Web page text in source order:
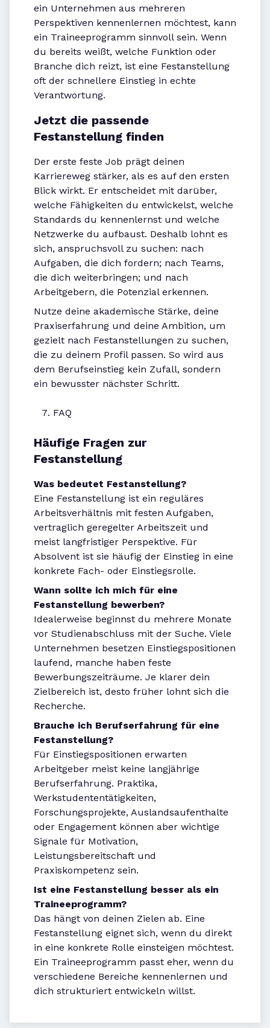
ein Unternehmen aus mehreren
Perspektiven kennenlernen möchtest, kann
ein Traineeprogramm sinnvoll sein. Wenn
du bereits weißt, welche Funktion oder
Branche dich reizt, ist eine Festanstellung
oft der schnellere Einstieg in echte
Verantwortung.
Jetzt die passende
Festanstellung finden
Der erste feste Job prägt deinen
Karriereweg stärker, als es auf den ersten
Blick wirkt. Er entscheidet mit darüber,
welche Fähigkeiten du entwickelst, welche
Standards du kennenlernst und welche
Netzwerke du aufbaust. Deshalb lohnt es
sich, anspruchsvoll zu suchen: nach
Aufgaben, die dich fordern; nach Teams,
die dich weiterbringen; und nach
Arbeitgebern, die Potenzial erkennen.
Nutze deine akademische Stärke, deine
Praxiserfahrung und deine Ambition, um
gezielt nach Festanstellungen zu suchen,
die zu deinem Profil passen. So wird aus
dem Berufseinstieg kein Zufall, sondern
ein bewusster nächster Schritt.
FAQ
Häufige Fragen zur
Festanstellung
Was bedeutet Festanstellung?
Eine Festanstellung ist ein reguläres
Arbeitsverhältnis mit festen Aufgaben,
vertraglich geregelter Arbeitszeit und
meist langfristiger Perspektive. Für
Absolvent ist sie häufig der Einstieg in eine
konkrete Fach- oder Einstiegsrolle.
Wann sollte ich mich für eine
Festanstellung bewerben?
Idealerweise beginnst du mehrere Monate
vor Studienabschluss mit der Suche. Viele
Unternehmen besetzen Einstiegspositionen
laufend, manche haben feste
Bewerbungszeiträume. Je klarer dein
Zielbereich ist, desto früher lohnt sich die
Recherche.
Brauche ich Berufserfahrung für eine
Festanstellung?
Für Einstiegspositionen erwarten
Arbeitgeber meist keine langjährige
Berufserfahrung. Praktika,
Werkstudententätigkeiten,
Forschungsprojekte, Auslandsaufenthalte
oder Engagement können aber wichtige
Signale für Motivation,
Leistungsbereitschaft und
Praxiskompetenz sein.
Ist eine Festanstellung besser als ein
Traineeprogramm?
Das hängt von deinen Zielen ab. Eine
Festanstellung eignet sich, wenn du direkt
in eine konkrete Rolle einsteigen möchtest.
Ein Traineeprogramm passt eher, wenn du
verschiedene Bereiche kennenlernen und
dich strukturiert entwickeln willst.